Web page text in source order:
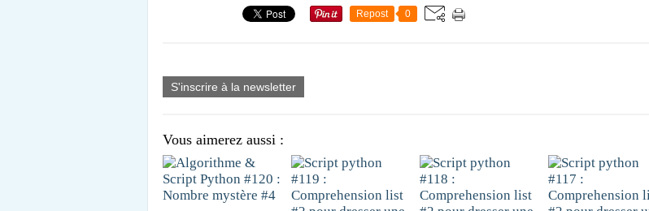
Repost 0
S'inscrire à la newsletter
Vous aimerez aussi :